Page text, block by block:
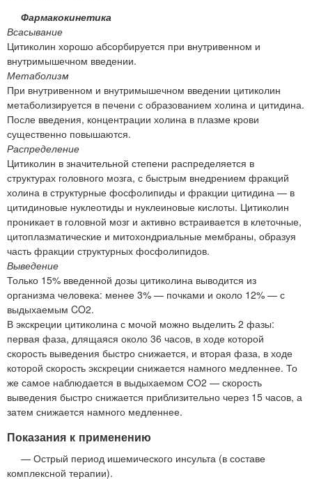
Фармакокинетика
Всасывание
Цитиколин хорошо абсорбируется при внутривенном и
внутримышечном введении.
Метаболизм
При внутривенном и внутримышечном введении цитиколин
метаболизируется в печени с образованием холина и цитидина.
После введения, концентрации холина в плазме крови
существенно повышаются.
Распределение
Цитиколин в значительной степени распределяется в
структурах головного мозга, с быстрым внедрением фракций
холина в структурные фосфолипиды и фракции цитидина — в
цитидиновые нуклеотиды и нуклеиновые кислоты. Цитиколин
проникает в головной мозг и активно встраивается в клеточные,
цитоплазматические и митохондриальные мембраны, образуя
часть фракции структурных фосфолипидов.
Выведение
Только 15% введенной дозы цитиколина выводится из
организма человека: менее 3% — почками и около 12% — с
выдыхаемым CO2.
В экскреции цитиколина с мочой можно выделить 2 фазы:
первая фаза, длящаяся около 36 часов, в ходе которой
скорость выведения быстро снижается, и вторая фаза, в ходе
которой скорость экскреции снижается намного медленнее. То
же самое наблюдается в выдыхаемом СО2 — скорость
выведения быстро снижается приблизительно через 15 часов, а
затем снижается намного медленнее.
Показания к применению
— Острый период ишемического инсульта (в составе
комплексной терапии).